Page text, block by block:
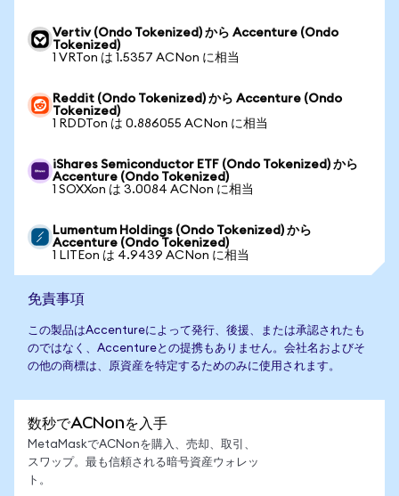
Vertiv (Ondo Tokenized) から Accenture (Ondo
Tokenized)
1 VRTon は 1.5357 ACNon に相当
Reddit (Ondo Tokenized) から Accenture (Ondo
Tokenized)
1 RDDTon は 0.886055 ACNon に相当
iShares Semiconductor ETF (Ondo Tokenized) から
Accenture (Ondo Tokenized)
1 SOXXon は 3.0084 ACNon に相当
Lumentum Holdings (Ondo Tokenized) から
Accenture (Ondo Tokenized)
1 LITEon は 4.9439 ACNon に相当
免責事項
この製品はAccentureによって発行、後援、または承認されたも
のではなく、Accentureとの提携もありません。会社名およびそ
の他の商標は、原資産を特定するためのみに使用されます。
数秒でACNonを入手
MetaMaskでACNonを購入、売却、取引、
スワップ。最も信頼される暗号資産ウォレッ
ト。